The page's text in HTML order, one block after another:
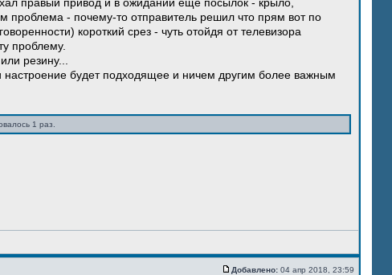
проблема - почему-то отправитель решил что прям вот по
короткий срез - чуть отойдя от телевизора
проблему.
резину...
будет подходящее и ничем другим более важным
1 раз.
Добавлено: 04 апр 2018, 23:59